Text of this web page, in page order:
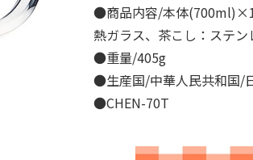
●商品内容/本体
熱ガラス、茶こし：ステ
●重量/405g
●生産国/中華人民共和国/
●CHEN-70T